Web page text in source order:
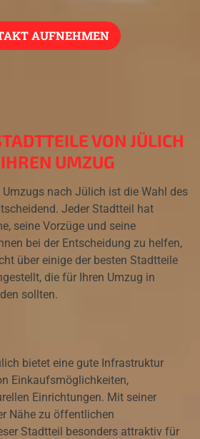
AUFNEHMEN
VON JÜLICH
UMZUG
Umzugs nach Jülich ist die Wahl des
Jeder Stadtteil hat
seine Vorzüge und seine
bei der Entscheidung zu helfen,
über einige der besten Stadtteile
die für Ihren Umzug in
sollten.
bietet eine gute Infrastruktur
Einkaufsmöglichkeiten,
Einrichtungen. Mit seiner
Nähe zu öffentlichen
Stadtteil besonders attraktiv für